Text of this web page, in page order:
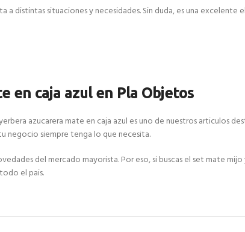
distintas situaciones y necesidades. Sin duda, es una excelente
en caja azul en Pla Objetos
azucarera mate en caja azul es uno de nuestros articulos
negocio siempre tenga lo que necesita.
del mercado mayorista. Por eso, si buscas el set mate
el pais.